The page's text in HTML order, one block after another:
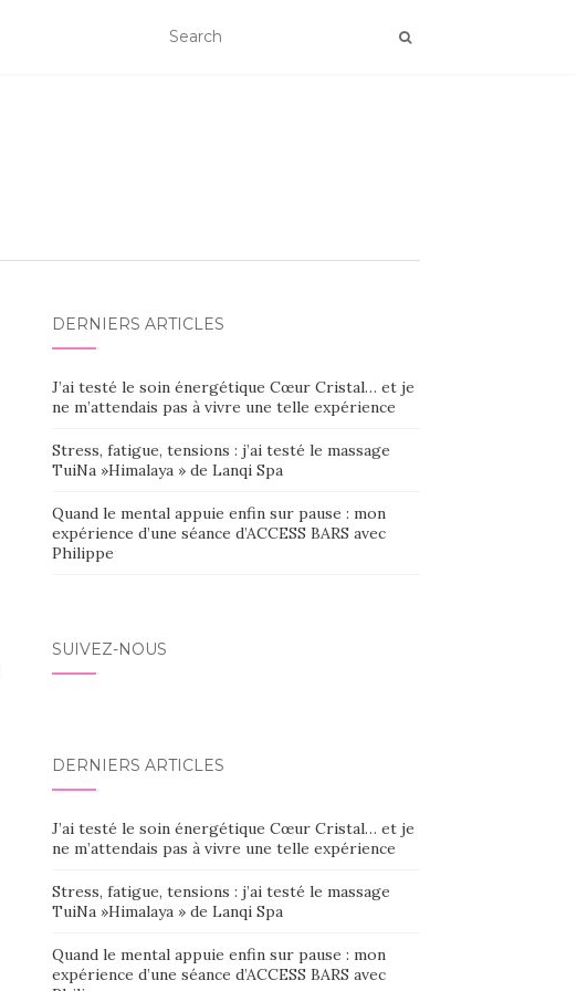
DERNIERS ARTICLES
J’ai testé le soin énergétique Cœur Cristal… et je
ne m’attendais pas à vivre une telle expérience
Stress, fatigue, tensions : j’ai testé le massage
TuiNa »Himalaya » de Lanqi Spa
Quand le mental appuie enfin sur pause : mon
expérience d’une séance d’ACCESS BARS avec
Philippe
SUIVEZ-NOUS
DERNIERS ARTICLES
J’ai testé le soin énergétique Cœur Cristal… et je
ne m’attendais pas à vivre une telle expérience
Stress, fatigue, tensions : j’ai testé le massage
TuiNa »Himalaya » de Lanqi Spa
Quand le mental appuie enfin sur pause : mon
expérience d’une séance d’ACCESS BARS avec